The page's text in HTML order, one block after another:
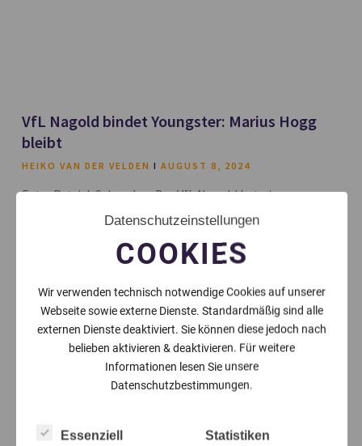
VfL Nagold bindet Youngster: Marius Hogg
bleibt
HEIKO VAN DER VELDEN AUGUST 8, 2024
Foto: Patrick Schemken Der VfL Nagold hat einen
weiteren wichtigen Schritt in der Kaderplanung für die
kommende Saison gemacht. Der zweikampfstarke
Außenverteidiger Marius Hogg hat
Datenschutzeinstellungen
COOKIES
Wir verwenden technisch notwendige Cookies auf unserer
Webseite sowie externe Dienste. Standardmäßig sind alle
externen Dienste deaktiviert. Sie können diese jedoch nach
belieben aktivieren & deaktivieren. Für weitere
Informationen lesen Sie unsere
Datenschutzbestimmungen.
Essenziell Statistiken